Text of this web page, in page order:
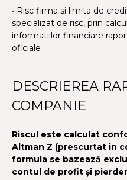
• Risc firma si limita de
specializat de risc, prin
informatiilor financiare
oficiale
DESCRIEREA
COMPANIE
Riscul este calculat
Altman Z (prescurtat in
formula se bazează
contul de profit și